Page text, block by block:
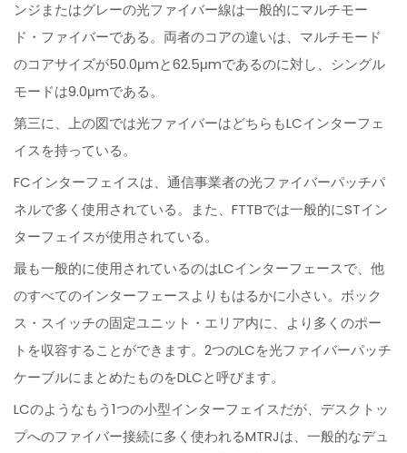
ンジまたはグレーの光ファイバー線は一般的にマルチモー
ド・ファイバーである。両者のコアの違いは、マルチモード
のコアサイズが50.0μmと62.5μmであるのに対し、シングル
モードは9.0μmである。
第三に、上の図では光ファイバーはどちらもLCインターフェ
イスを持っている。
FCインターフェイスは、通信事業者の光ファイバーパッチパ
ネルで多く使用されている。また、FTTBでは一般的にSTイン
ターフェイスが使用されている。
最も一般的に使用されているのはLCインターフェースで、他
のすべてのインターフェースよりもはるかに小さい。ボック
ス・スイッチの固定ユニット・エリア内に、より多くのポー
トを収容することができます。2つのLCを光ファイバーパッチ
ケーブルにまとめたものをDLCと呼びます。
LCのようなもう1つの小型インターフェイスだが、デスクトッ
プへのファイバー接続に多く使われるMTRJは、一般的なデュ